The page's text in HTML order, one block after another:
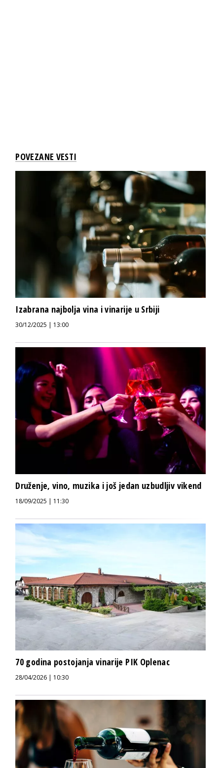
POVEZANE VESTI
Izabrana najbolja vina i vinarije u Srbiji
30/12/2025 | 13:00
Druženje, vino, muzika i još jedan uzbudljiv vikend
18/09/2025 | 11:30
70 godina postojanja vinarije PIK Oplenac
28/04/2026 | 10:30